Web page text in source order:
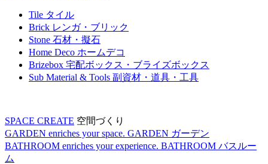
Tile タイル
Brick レンガ・ブリック
Stone 石材・擬石
Home Deco ホームデコ
Brizebox 宅配ボックス・ブライズボックス
Sub Material & Tools 副資材・道具・工具
SPACE CREATE 空間づくり
GARDEN enriches your space. GARDEN ガーデン
BATHROOM enriches your experience. BATHROOM バスルー
ム